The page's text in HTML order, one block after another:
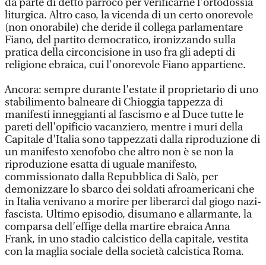
da parte di detto parroco per verificarne l'ortodossia
liturgica. Altro caso, la vicenda di un certo onorevole
(non onorabile) che deride il collega parlamentare
Fiano, del partito democratico, ironizzando sulla
pratica della circoncisione in uso fra gli adepti di
religione ebraica, cui l'onorevole Fiano appartiene.
Ancora: sempre durante l'estate il proprietario di uno
stabilimento balneare di Chioggia tappezza di
manifesti inneggianti al fascismo e al Duce tutte le
pareti dell'opificio vacanziero, mentre i muri della
Capitale d'Italia sono tappezzati dalla riproduzione di
un manifesto xenofobo che altro non è se non la
riproduzione esatta di uguale manifesto,
commissionato dalla Repubblica di Salò, per
demonizzare lo sbarco dei soldati afroamericani che
in Italia venivano a morire per liberarci dal giogo nazi-
fascista. Ultimo episodio, disumano e allarmante, la
comparsa dell’effige della martire ebraica Anna
Frank, in uno stadio calcistico della capitale, vestita
con la maglia sociale della società calcistica Roma.